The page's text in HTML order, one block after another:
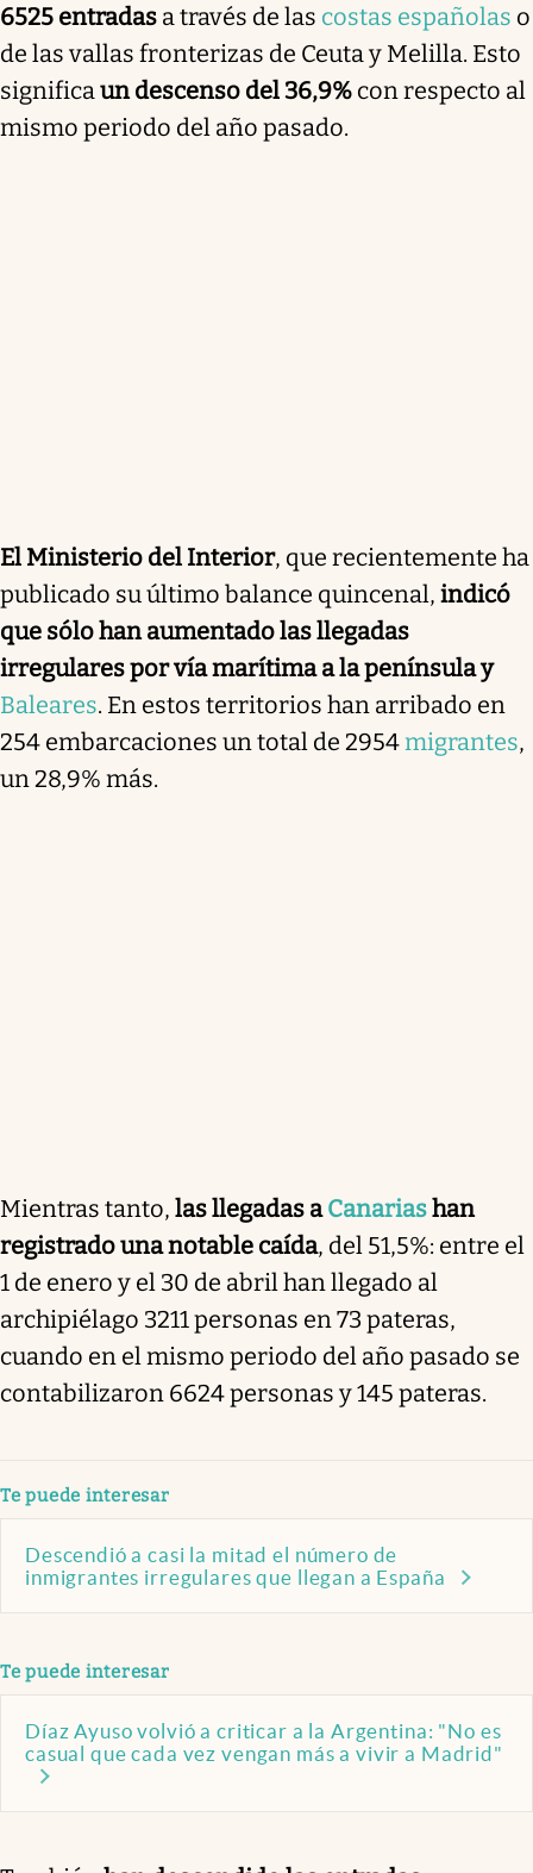
6525 entradas a través de las costas españolas o
de las vallas fronterizas de Ceuta y Melilla. Esto
significaun descenso del 36,9% con respecto al
mismo periodo del año pasado.
El Ministerio del Interior, que recientemente ha
publicado su último balance quincenal, indicó
que sólo han aumentado las llegadas
irregulares por vía marítima a la península y
Baleares. En estos territorios han arribado en
254 embarcaciones un total de 2954migrantes,
un 28,9% más.
Mientras tanto, las llegadas aCanariashan
registrado una notable caída, del 51,5%: entre el
1 de enero y el 30 de abril han llegado al
archipiélago 3211 personas en 73 pateras,
cuando en el mismo periodo del año pasado se
contabilizaron 6624 personas y 145 pateras.
Te puede interesar
Descendió a casi la mitad el número de
inmigrantes irregulares que llegan a España
Te puede interesar
Díaz Ayuso volvió a criticar a la Argentina: "No es
casual que cada vez vengan más a vivir a Madrid"